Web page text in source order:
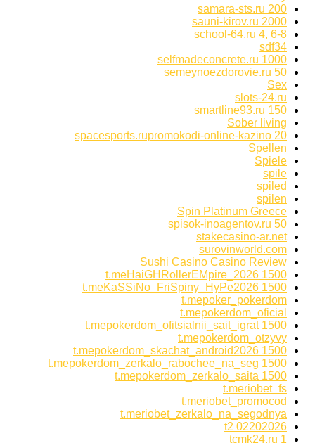
samara-sts.ru 200
sauni-kirov.ru 2000
school-64.ru 4, 6-8
sdf34
selfmadeconcrete.ru 1000
semeynoezdorovie.ru 50
Sex
slots-24.ru
smartline93.ru 150
Sober living
spacesports.rupromokodi-online-kazino 20
Spellen
Spiele
spile
spiled
spilen
Spin Platinum Greece
spisok-inoagentov.ru 50
stakecasino-ar.net
surovinworld.com
Sushi Casino Casino Review
t.meHaiGHRollerEMpire_2026 1500
t.meKaSSiNo_FriSpiny_HyPe2026 1500
t.mepoker_pokerdom
t.mepokerdom_oficial
t.mepokerdom_ofitsialnii_sait_igrat 1500
t.mepokerdom_otzyvy
t.mepokerdom_skachat_android2026 1500
t.mepokerdom_zerkalo_rabochee_na_seg 1500
t.mepokerdom_zerkalo_saita 1500
t.meriobet_fs
t.meriobet_promocod
t.meriobet_zerkalo_na_segodnya
t2 02202026
tcmk24.ru 1